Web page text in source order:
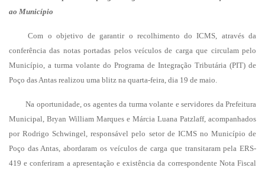
ao Município
Com o objetivo de garantir o recolhimento do ICMS, através da
conferência das notas portadas pelos veículos de carga que circulam pelo
Município, a turma volante do Programa de Integração Tributária (PIT) de
Poço das Antas realizou uma blitz na quarta-feira, dia 19 de maio.
Na oportunidade, os agentes da turma volante e servidores da Prefeitura
Municipal, Bryan William Marques e Márcia Luana Patzlaff, acompanhados
por Rodrigo Schwingel, responsável pelo setor de ICMS no Município de
Poço das Antas, abordaram os veículos de carga que transitaram pela ERS-
419 e conferiram a apresentação e existência da correspondente Nota Fiscal